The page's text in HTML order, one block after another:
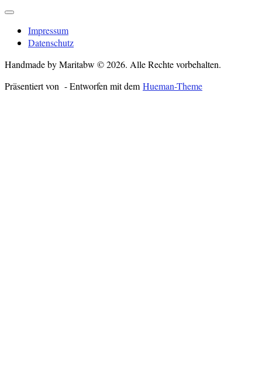
Impressum
Datenschutz
Handmade by Maritabw © 2026. Alle Rechte vorbehalten.
Präsentiert von - Entworfen mit dem Hueman-Theme